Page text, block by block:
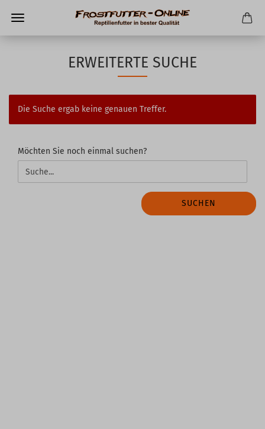
ERWEITERTE SUCHE
Die Suche ergab keine genauen Treffer.
MÖCHTEN
SIE
NOCH
EINMAL
Möchten Sie noch einmal suchen?
SUCHEN